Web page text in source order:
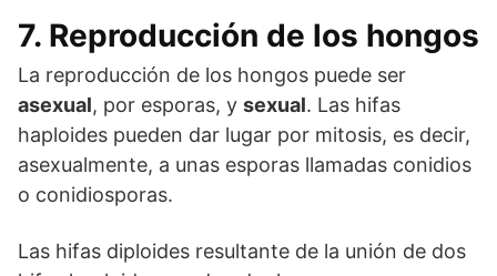
7. Reproducción de los hongos
La reproducción de los hongos puede ser
asexual, por esporas, y sexual. Las hifas
haploides pueden dar lugar por mitosis, es decir,
asexualmente, a unas esporas llamadas conidios
o conidiosporas.
Las hifas diploides resultante de la unión de dos